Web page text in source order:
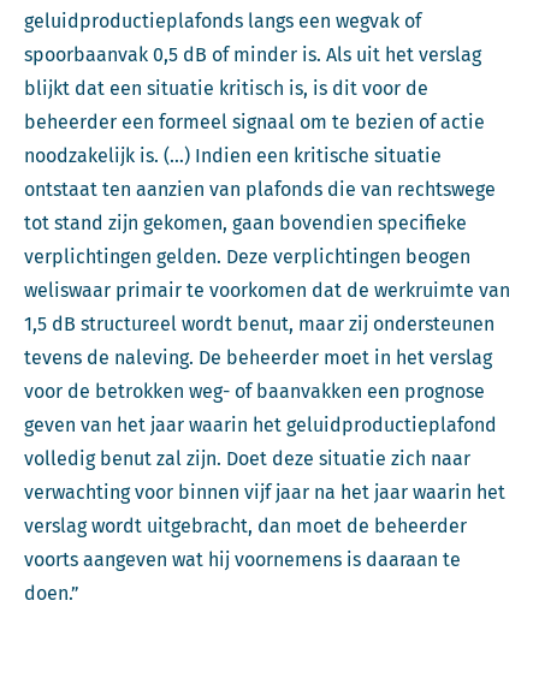
geluidproductieplafonds langs een wegvak of
spoorbaanvak 0,5 dB of minder is. Als uit het verslag
blijkt dat een situatie kritisch is, is dit voor de
beheerder een formeel signaal om te bezien of actie
noodzakelijk is. (…) Indien een kritische situatie
ontstaat ten aanzien van plafonds die van rechtswege
tot stand zijn gekomen, gaan bovendien specifieke
verplichtingen gelden. Deze verplichtingen beogen
weliswaar primair te voorkomen dat de werkruimte van
1,5 dB structureel wordt benut, maar zij ondersteunen
tevens de naleving. De beheerder moet in het verslag
voor de betrokken weg- of baanvakken een prognose
geven van het jaar waarin het geluidproductieplafond
volledig benut zal zijn. Doet deze situatie zich naar
verwachting voor binnen vijf jaar na het jaar waarin het
verslag wordt uitgebracht, dan moet de beheerder
voorts aangeven wat hij voornemens is daaraan te
doen.”